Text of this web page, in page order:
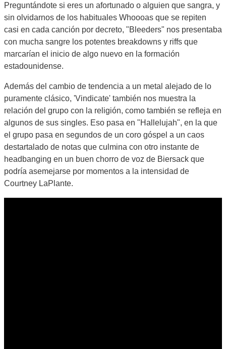
Preguntándote si eres un afortunado o alguien que sangra, y
sin olvidarnos de los habituales Whoooas que se repiten
casi en cada canción por decreto, "Bleeders" nos presentaba
con mucha sangre los potentes breakdowns y riffs que
marcarían el inicio de algo nuevo en la formación
estadounidense.
Además del cambio de tendencia a un metal alejado de lo
puramente clásico, 'Vindicate' también nos muestra la
relación del grupo con la religión, como también se refleja en
algunos de sus singles. Eso pasa en "Hallelujah", en la que
el grupo pasa en segundos de un coro góspel a un caos
destartalado de notas que culmina con otro instante de
headbanging en un buen chorro de voz de Biersack que
podría asemejarse por momentos a la intensidad de
Courtney LaPlante.